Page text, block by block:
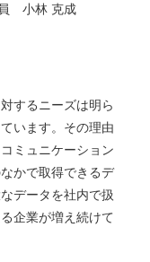
小林 克成
するニーズは明ら
います。その理由
ミュニケーション
かで取得できるデ
データを社内で扱
企業が増え続けて